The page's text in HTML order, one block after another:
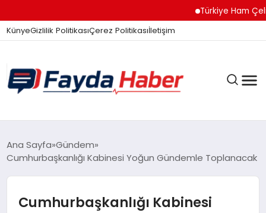
Türkiye Ham Çelik
KünyeGizlilik PolitikasıÇerez Politikasıİletişim
GÜNDEM
Ana Sayfa Gündem
Cumhurbaşkanlığı Kabinesi Yoğun Gündemle Toplanacak
Cumhurbaşkanlığı Kabinesi